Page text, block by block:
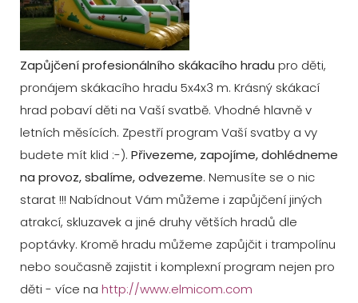
Zapůjčení profesionálního skákacího hradu pro děti,
pronájem skákacího hradu 5x4x3 m. Krásný skákací
hrad pobaví děti na Vaší svatbě. Vhodné hlavně v
letních měsících. Zpestří program Vaší svatby a vy
budete mít klid :-). Přivezeme, zapojíme, dohlédneme
na provoz, sbalíme, odvezeme. Nemusíte se o nic
starat !!! Nabídnout Vám můžeme i zapůjčení jiných
atrakcí, skluzavek a jiné druhy větších hradů dle
poptávky. Kromě hradu můžeme zapůjčit i trampolínu
nebo současně zajistit i komplexní program nejen pro
děti - více na http://www.elmicom.com